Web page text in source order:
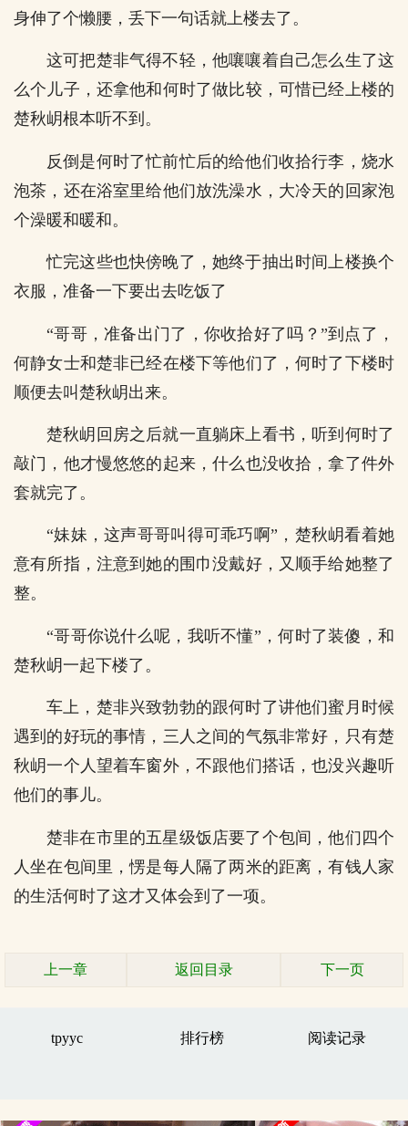
身伸了个懒腰，丢下一句话就上楼去了。
这可把楚非气得不轻，他嚷嚷着自己怎么生了这
么个儿子，还拿他和何时了做比较，可惜已经上楼的
楚秋岄根本听不到。
反倒是何时了忙前忙后的给他们收拾行李，烧水
泡茶，还在浴室里给他们放洗澡水，大冷天的回家泡
个澡暖和暖和。
忙完这些也快傍晚了，她终于抽出时间上楼换个
衣服，准备一下要出去吃饭了
“哥哥，准备出门了，你收拾好了吗？”到点了，
何静女士和楚非已经在楼下等他们了，何时了下楼时
顺便去叫楚秋岄出来。
楚秋岄回房之后就一直躺床上看书，听到何时了
敲门，他才慢悠悠的起来，什么也没收拾，拿了件外
套就完了。
“妹妹，这声哥哥叫得可乖巧啊”，楚秋岄看着她
意有所指，注意到她的围巾没戴好，又顺手给她整了
整。
“哥哥你说什么呢，我听不懂”，何时了装傻，和
楚秋岄一起下楼了。
车上，楚非兴致勃勃的跟何时了讲他们蜜月时候
遇到的好玩的事情，三人之间的气氛非常好，只有楚
秋岄一个人望着车窗外，不跟他们搭话，也没兴趣听
他们的事儿。
楚非在市里的五星级饭店要了个包间，他们四个
人坐在包间里，愣是每人隔了两米的距离，有钱人家
的生活何时了这才又体会到了一项。
上一章 返回目录 下一页
tpyyc 排行榜 阅读记录